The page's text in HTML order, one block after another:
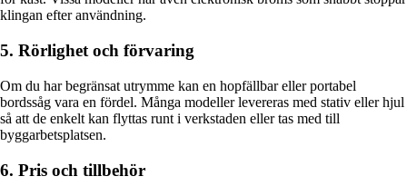
klingan efter användning.
5. Rörlighet och förvaring
Om du har begränsat utrymme kan en hopfällbar eller portabel
bordssåg vara en fördel. Många modeller levereras med stativ eller hjul
så att de enkelt kan flyttas runt i verkstaden eller tas med till
byggarbetsplatsen.
6. Pris och tillbehör